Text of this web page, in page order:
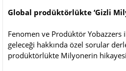
Global prodüktörlükte ‘Gizli
Fenomen ve Prodüktör Yobazzers
geleceği hakkında özel sorular
prodüktörlükte Milyonerin